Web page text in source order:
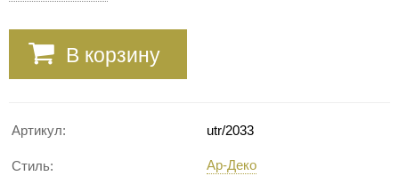
В корзину
Артикул: utr/2033
Стиль: Ар-Деко